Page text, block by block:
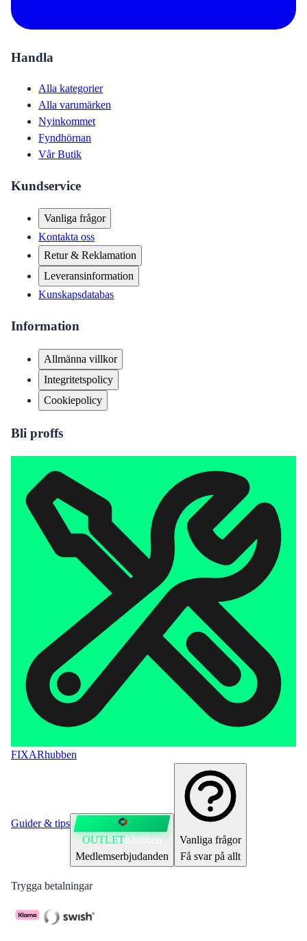
Handla
Alla kategorier
Alla varumärken
Nyinkommet
Fyndhörnan
Vår Butik
Kundservice
Vanliga frågor
Kontakta oss
Retur & Reklamation
Leveransinformation
Kunskapsdatabas
Information
Allmänna villkor
Integritetspolicy
Cookiepolicy
Bli proffs
FIXARhubben
Guider & tips
OUTLETKlubben
Medlemserbjudanden
Vanliga frågor
Få svar på allt
Trygga betalningar